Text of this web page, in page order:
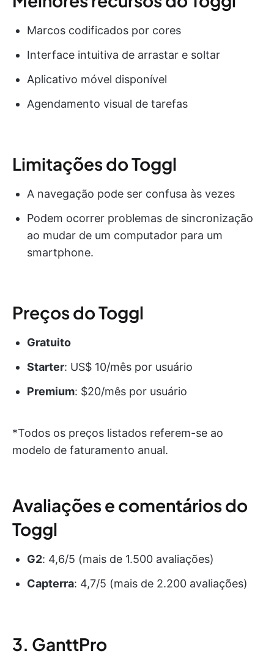
Marcos codificados por cores
Interface intuitiva de arrastar e soltar
Aplicativo móvel disponível
Agendamento visual de tarefas
Limitações do Toggl
A navegação pode ser confusa às vezes
Podem ocorrer problemas de sincronização
ao mudar de um computador para um
smartphone.
Preços do Toggl
Gratuito
Starter: US$ 10/mês por usuário
Premium: $20/mês por usuário
*Todos os preços listados referem-se ao
modelo de faturamento anual.
Avaliações e comentários do
Toggl
G2: 4,6/5 (mais de 1.500 avaliações)
Capterra: 4,7/5 (mais de 2.200 avaliações)
3. GanttPro